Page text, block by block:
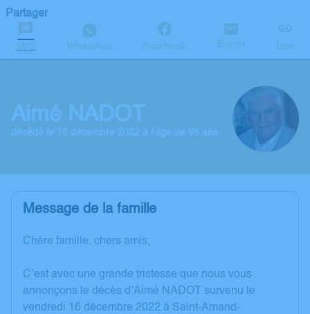
Partager
SMS WhatsApp Facebook E-mail Lien
Aimé NADOT
décédé le 16 décembre 2022 à l'âge de 95 ans
Message de la famille
Chère famille, chers amis,
C’est avec une grande tristesse que nous vous
annonçons le décès d’Aimé NADOT survenu le
vendredi 16 décembre 2022 à Saint-Amand-